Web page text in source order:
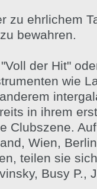
zu ehrlichem
bewahren.
der Hit"
wie
in ihrem
Clubszene.
Wien,
teilen sie
Busy P.,